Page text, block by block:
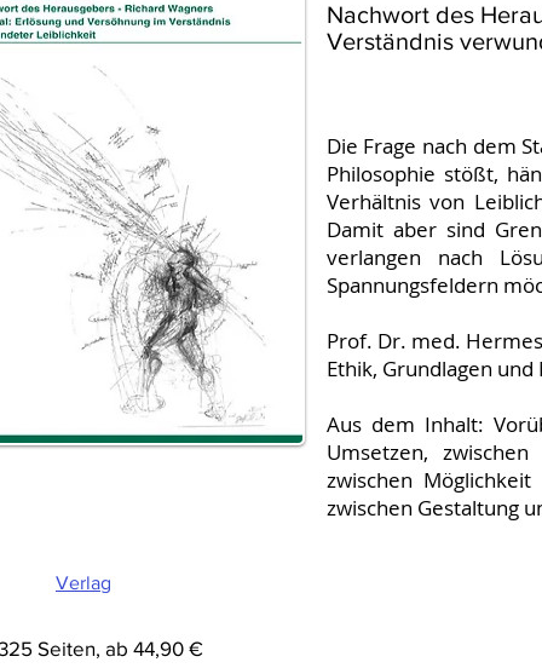
Nachwort des
Verständnis
Die Frage nach dem
Philosophie stößt,
Verhältnis von
Damit aber sind
verlangen nach
Spannungsfeldern
Prof. Dr. med.
Ethik, Grundlagen
Aus dem Inhalt:
Umsetzen,
zwischen
zwischen Gestaltung
Verlag
Seiten, ab 44,90 €